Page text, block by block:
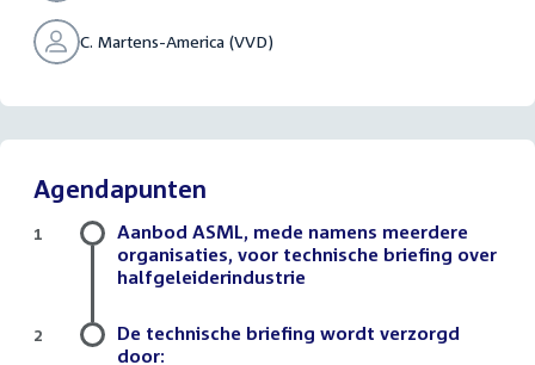
C. Martens-America (VVD)
Agendapunten
Aanbod ASML, mede namens meerdere
organisaties, voor technische briefing over
halfgeleiderindustrie
1
De technische briefing wordt verzorgd
door:
2